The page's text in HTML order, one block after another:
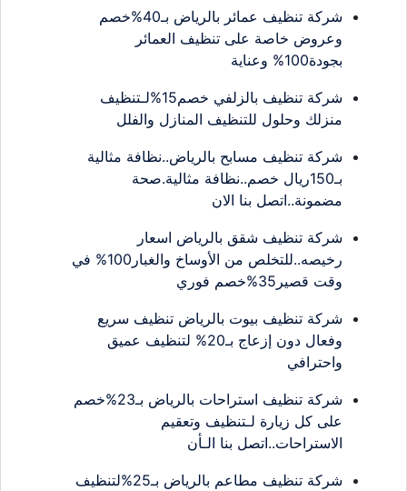
شركة تنظيف عمائر بالرياض بـ40%خصم
وعروض خاصة على تنظيف العمائر
بجودة100% وعناية
شركة تنظيف بالزلفي خصم15%لـتنظيف
منزلك وحلول للتنظيف المنازل والفلل
شركة تنظيف مسابح بالرياض..نظافة مثالية
بـ150ريال خصم..نظافة مثالية.صحة
مضمونة..اتصل بنا الان
شركة تنظيف شقق بالرياض اسعار
رخيصه..للتخلص من الأوساخ والغبار100% في
وقت قصير35%خصم فوري
شركة تنظيف بيوت بالرياض تنظيف سريع
وفعال دون إزعاج بـ20% لتنظيف عميق
واحترافي
شركة تنظيف استراحات بالرياض بـ23%خصم
على كل زيارة لـتنظيف وتعقيم
الاستراحات..اتصل بنا الـأن
شركة تنظيف مطاعم بالرياض بـ25%لتنظيف